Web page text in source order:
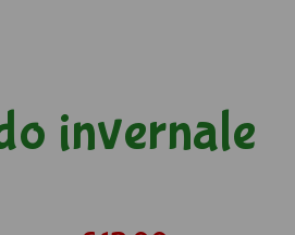
invernale